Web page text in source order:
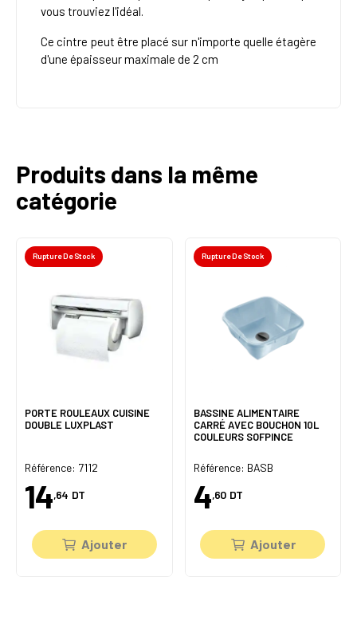
vous trouviez l'idéal.
Ce cintre peut être placé sur n'importe quelle étagère
d'une épaisseur maximale de 2 cm
Produits dans la même
catégorie
Rupture De Stock
PORTE ROULEAUX CUISINE
DOUBLE LUXPLAST
Référence: 7112
14,64 DT
Ajouter
Rupture De Stock
BASSINE ALIMENTAIRE
CARRÉ AVEC BOUCHON 10L
COULEURS SOFPINCE
Référence: BASB
4,60 DT
Ajouter